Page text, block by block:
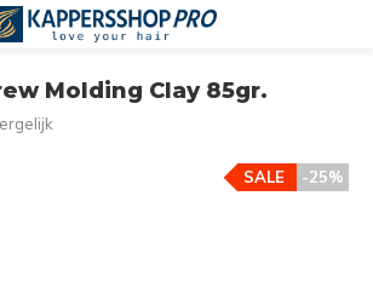
Molding Clay 85gr.
-25%
SALE